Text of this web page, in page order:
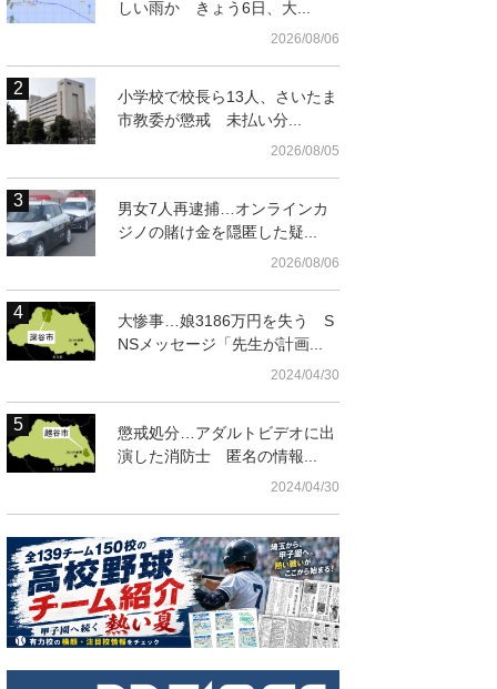
しい雨か きょう6日、大...
2026/08/06
小学校で校長ら13人、さいたま
市教委が懲戒 未払い分...
2026/08/05
男女7人再逮捕…オンラインカ
ジノの賭け金を隠匿した疑...
2026/08/06
大惨事…娘3186万円を失う S
NSメッセージ「先生が計画...
2024/04/30
懲戒処分…アダルトビデオに出
演した消防士 匿名の情報...
2024/04/30